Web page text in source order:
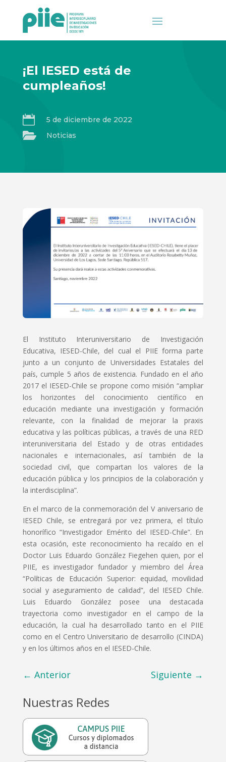
¡El IESED está de
cumpleaños!
 5 de diciembre de 2022
 Noticias
El Instituto Interuniversitario de Investigación
Educativa, IESED-Chile, del cual el PIIE forma parte
junto a un conjunto de Universidades Estatales del
país, cumple 5 años de existencia. Fundado en el año
2017 el IESED-Chile se propone como misión “ampliar
los horizontes del conocimiento científico en
educación mediante una investigación y formación
relevante, con la finalidad de mejorar la praxis
educativa y las políticas públicas, a través de una RED
interuniversitaria del Estado y de otras entidades
nacionales e internacionales, así también de la
sociedad civil, que compartan los valores de la
educación pública y los principios de la colaboración y
la interdisciplina”.
En el marco de la conmemoración del V aniversario de
IESED Chile, se entregará por vez primera, el título
honorífico “Investigador Emérito del IESED-Chile”. En
esta ocasión, este reconocimiento ha recaído en el
Doctor Luis Eduardo González Fiegehen quien, por el
PIIE, es investigador fundador y miembro del Área
“Políticas de Educación Superior: equidad, movilidad
social y aseguramiento de calidad”, del IESED Chile.
Luis Eduardo González posee una destacada
trayectoria como investigador en el campo de la
educación, la cual ha desarrollado tanto en el PIIE
como en el Centro Universitario de desarrollo (CINDA)
y en los últimos años en el IESED-Chile.
← Anterior Siguiente →
Nuestras Redes